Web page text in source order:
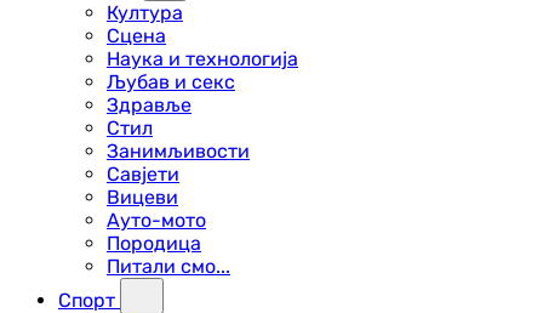
Култура
Сцена
Наука и технологија
Љубав и секс
Здравље
Стил
Занимљивости
Савјети
Вицеви
Ауто-мото
Породица
Питали смо...
Спорт